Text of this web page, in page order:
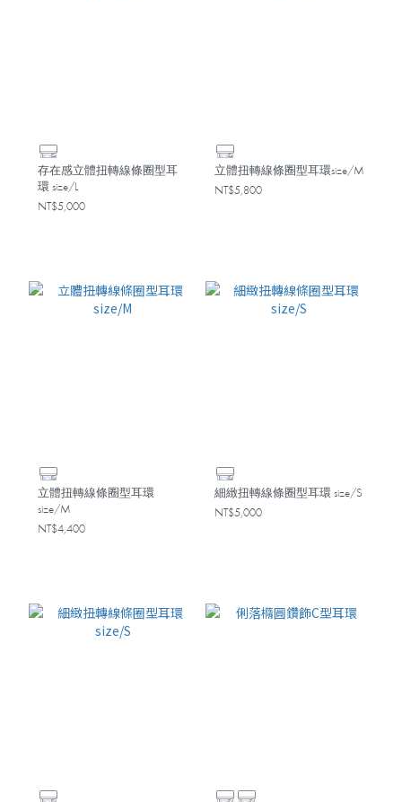
存在感立體扭轉線條圈型耳
環 size/L
NT$5,000
立體扭轉線條圈型耳環size/M
NT$5,800
立體扭轉線條圈型耳環
size/M
NT$4,400
細緻扭轉線條圈型耳環 size/S
NT$5,000